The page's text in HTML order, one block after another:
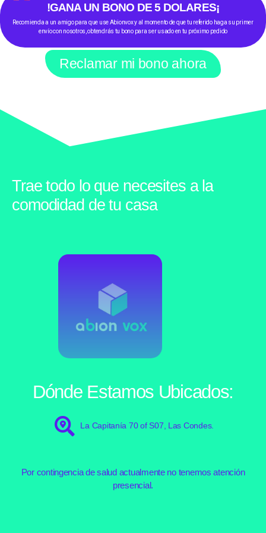
!GANA UN BONO DE 5 DOLARES¡
Recomienda a un amigo para que use Abionvox y al momento de que tu referido haga su primer
envío con nosotros, obtendrás tu bono para ser usado en tu próximo pedido
Reclamar mi bono ahora
Trae todo lo que necesites a la
comodidad de tu casa
Dónde Estamos Ubicados:
La Capitanía 70 of S07, Las Condes.
Por contingencia de salud actualmente no tenemos atención
presencial.